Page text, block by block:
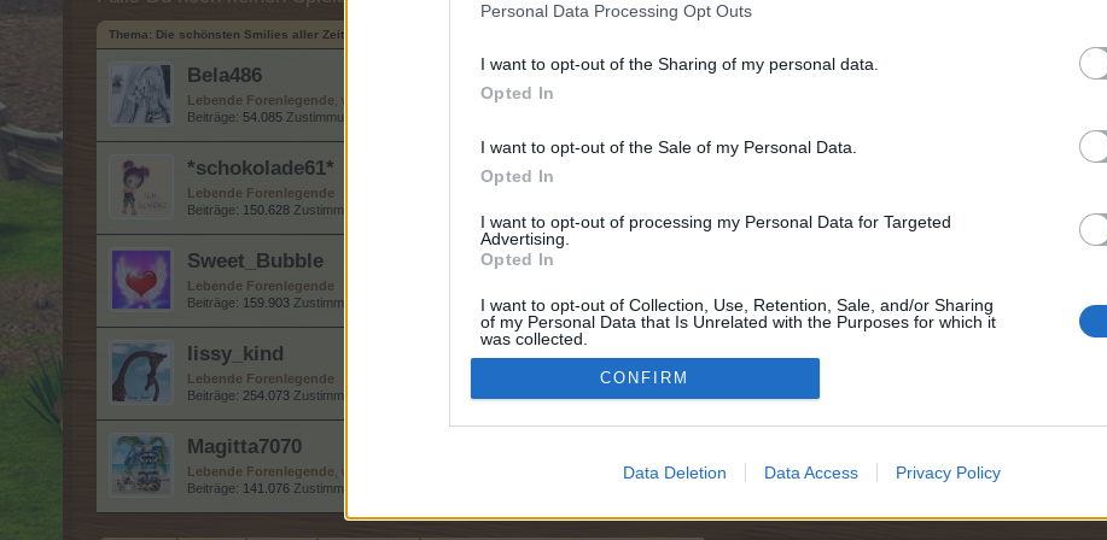
Personal Data Processing Opt Outs
I want to opt-out of the Sharing of my personal data.
Opted In
I want to opt-out of the Sale of my Personal Data.
Opted In
I want to opt-out of processing my Personal Data for Targeted
Advertising.
Opted In
I want to opt-out of Collection, Use, Retention, Sale, and/or Sharing
of my Personal Data that Is Unrelated with the Purposes for which it
was collected.
Opted Out
CONFIRM
Data Deletion Data Access Privacy Policy
Thema: Die schönsten Smilies aller Zeiten :-) 11
Bela486
Lebende Forenlegende , weiblich, <
Beiträge: 54.085 Zustimmungen:
*schokolade61*
Lebende Forenlegende
Beiträge: 150.628 Zustimmungen:
Sweet_Bubble
Lebende Forenlegende
Beiträge: 159.903 Zustimmungen: Punkte für Erfolge: 6.000
lissy_kind
Lebende Forenlegende
Beiträge: 254.073 Zustimmungen: Punkte für Erfolge:
Magitta7070
Lebende Forenlegende , weiblich
Beiträge: 141.076 Zustimmungen: